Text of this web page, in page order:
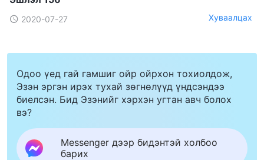
2020-07-27 Хуваалцах
Одоо үед гай гамшиг ойр ойрхон тохиолдож,
Эзэн эргэн ирэх тухай зөгнөлүүд үндсэндээ
биелсэн. Бид Эзэнийг хэрхэн угтан авч болох
вэ?
Messenger дээр бидэнтэй холбоо
барих